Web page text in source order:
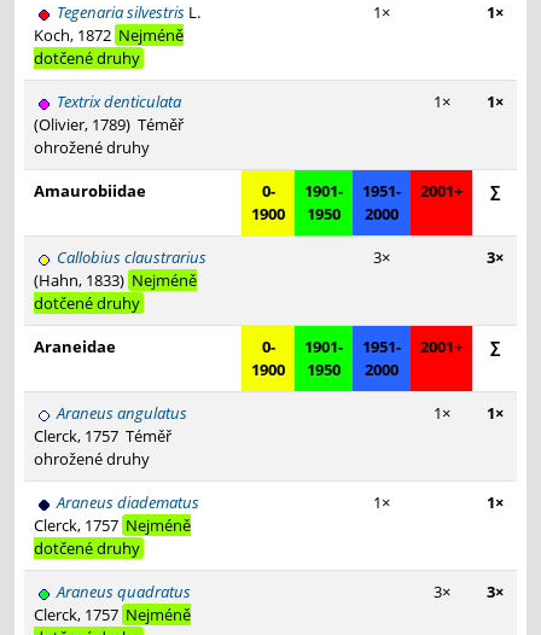
Tegenaria silvestris L.
Koch, 1872 Nejméně
dotčené druhy
1× 1×
Textrix denticulata
(Olivier, 1789) Téměř
ohrožené druhy
1× 1×
Amaurobiidae
0-
1900
1901-
1950
1951-
2000
2001+ ∑
Callobius claustrarius
(Hahn, 1833) Nejméně
dotčené druhy
3× 3×
Araneidae
0-
1900
1901-
1950
1951-
2000
2001+ ∑
Araneus angulatus
Clerck, 1757 Téměř
ohrožené druhy
1× 1×
Araneus diadematus
Clerck, 1757 Nejméně
dotčené druhy
1× 1×
Araneus quadratus
Clerck, 1757 Nejméně
3× 3×